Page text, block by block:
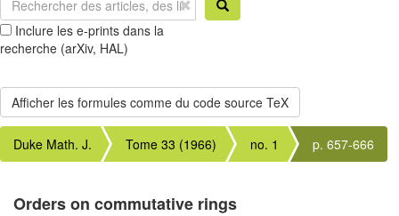
Inclure les e-prints dans la
recherche (arXiv, HAL)
Duke Math. J. Tome 33 (1966) no. 1 p. 657-666
Orders on commutative rings